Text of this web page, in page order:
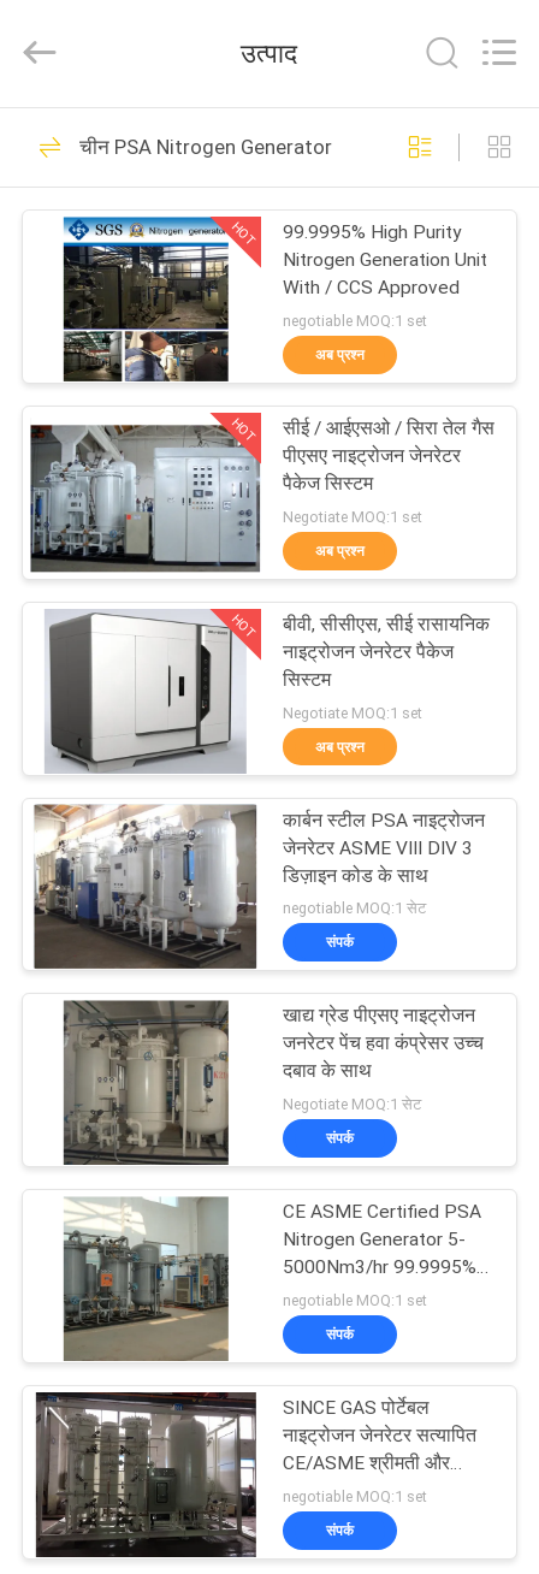
उत्पादों
कारखाना
दौरा
गुणवत्ता
नियंत्रण
संपर्क
करें
समाचार
मामले
उद्धरण
NEWS
साइटमैप
गोपनीयता
Technology
Co.,Ltd.
Reserved.
PSA Nitrogen
Generator
175
वीएसए ऑक्सीजन जनरेटर
9
वीपीएसए ऑक्सीजन
जनरेटर
पीएसए ऑक्सीजन जनरेटर
दबाव ऑक्सीजन कक्ष
3
Membrane Nitrogen
Generator
74
उत्पाद
चीन PSA Nitrogen Generator
HOT
99.9995% High Purity
Nitrogen Generation Unit
With / CCS Approved
negotiable MOQ:1 set
अब प्रश्न
HOT
सीई / आईएसओ / सिरा तेल गैस
पीएसए नाइट्रोजन जेनरेटर
पैकेज सिस्टम
Negotiate MOQ:1 set
अब प्रश्न
HOT
बीवी, सीसीएस, सीई रासायनिक
नाइट्रोजन जेनरेटर पैकेज
सिस्टम
Negotiate MOQ:1 set
अब प्रश्न
कार्बन स्टील PSA नाइट्रोजन
जेनरेटर ASME VIII DIV 3
डिज़ाइन कोड के साथ
negotiable MOQ:1 सेट
संपर्क
खाद्य ग्रेड पीएसए नाइट्रोजन
जनरेटर पेंच हवा कंप्रेसर उच्च
दबाव के साथ
Negotiate MOQ:1 सेट
संपर्क
CE ASME Certified PSA
Nitrogen Generator 5-
5000Nm3/hr 99.9995%
Purity
negotiable MOQ:1 set
संपर्क
SINCE GAS पोर्टेबल
नाइट्रोजन जेनरेटर सत्यापित
CE/ASME श्रीमती और
इलेक्ट्रॉन उद्योग के लिए
negotiable MOQ:1 set
संपर्क